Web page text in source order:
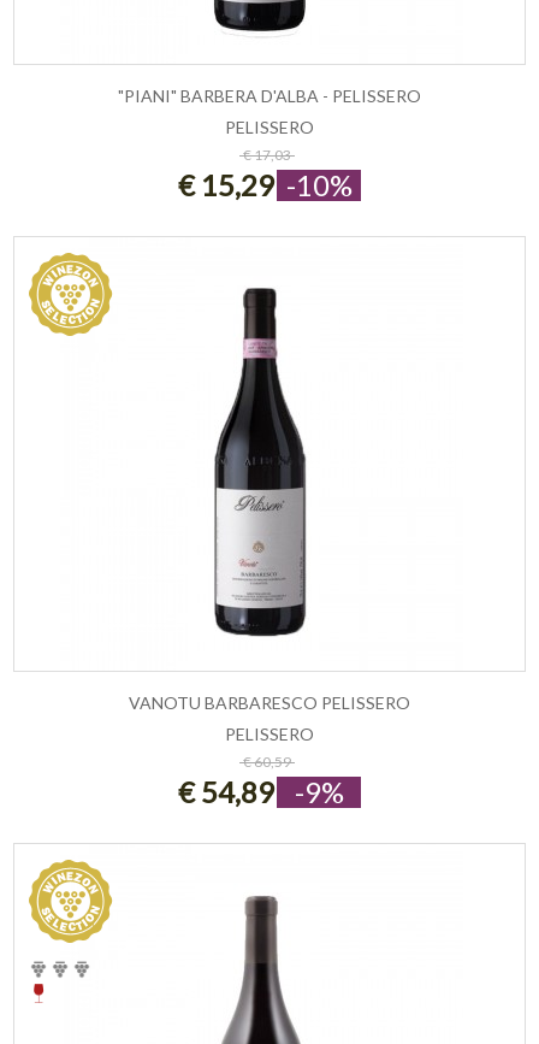
ESAURITO
"PIANI" BARBERA D'ALBA - PELISSERO
PELISSERO
€ 17,03
€ 15,29 -10%
ESAURITO
VANOTU BARBARESCO PELISSERO
PELISSERO
€ 60,59
€ 54,89 -9%